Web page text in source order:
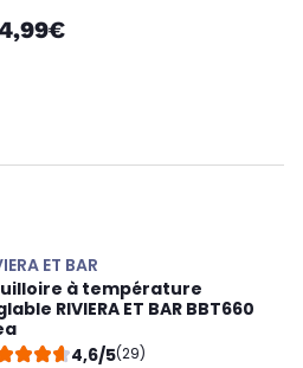
ET BAR
à température
RIVIERA ET BAR BBT660
4,6/5(29)